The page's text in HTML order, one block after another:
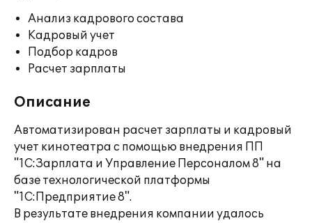
Анализ кадрового состава
Кадровый учет
Подбор кадров
Расчет зарплаты
Описание
Автоматизирован расчет зарплаты и кадровый
учет кинотеатра с помощью внедрения ПП
"1С:Зарплата и Управление Персоналом 8" на
базе технологической платформы
"1С:Предприятие 8".
В результате внедрения компании удалось